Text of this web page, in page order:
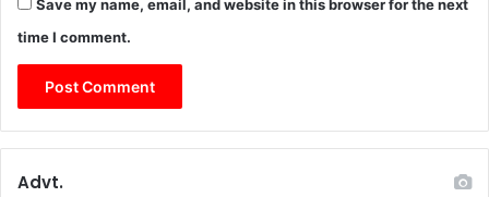
Save my name, email, and website in this browser for the next
time I comment.
Advt.